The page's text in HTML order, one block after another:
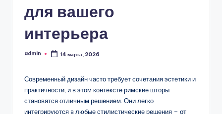
для вашего
интерьера
Запись
admin 14 марта, 2026
Современный дизайн часто требует сочетания эстетики и
практичности, и в этом контексте римские шторы
становятся отличным решением. Они легко
интегрируются в любые стилистические решения – от